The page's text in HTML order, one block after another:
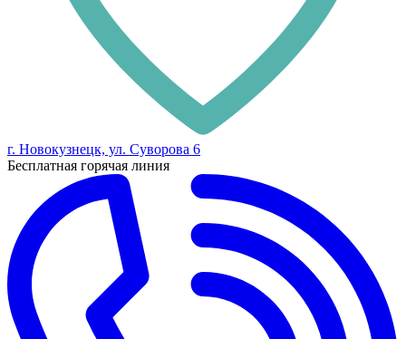
г. Новокузнецк, ул. Суворова 6
Бесплатная горячая линия